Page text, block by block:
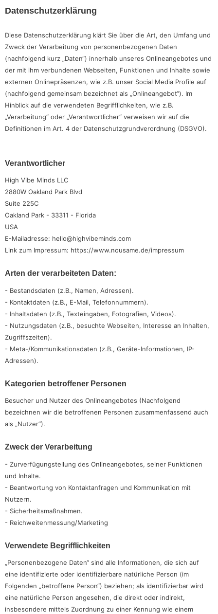
Datenschutzerklärung
Diese Datenschutzerklärung klärt Sie über die Art, den Umfang und
Zweck der Verarbeitung von personenbezogenen Daten
(nachfolgend kurz „Daten“) innerhalb unseres Onlineangebotes und
der mit ihm verbundenen Webseiten, Funktionen und Inhalte sowie
externen Onlinepräsenzen, wie z.B. unser Social Media Profile auf
(nachfolgend gemeinsam bezeichnet als „Onlineangebot“). Im
Hinblick auf die verwendeten Begrifflichkeiten, wie z.B.
„Verarbeitung“ oder „Verantwortlicher“ verweisen wir auf die
Definitionen im Art. 4 der Datenschutzgrundverordnung (DSGVO).
Verantwortlicher
High Vibe Minds LLC
2880W Oakland Park Blvd
Suite 225C
Oakland Park - 33311 - Florida
USA
E-Mailadresse: hello@highvibeminds.com
Link zum Impressum: https://www.nousame.de/impressum
Arten der verarbeiteten Daten:
- Bestandsdaten (z.B., Namen, Adressen).
- Kontaktdaten (z.B., E-Mail, Telefonnummern).
- Inhaltsdaten (z.B., Texteingaben, Fotografien, Videos).
- Nutzungsdaten (z.B., besuchte Webseiten, Interesse an Inhalten,
Zugriffszeiten).
- Meta-/Kommunikationsdaten (z.B., Geräte-Informationen, IP-
Adressen).
Kategorien betroffener Personen
Besucher und Nutzer des Onlineangebotes (Nachfolgend
bezeichnen wir die betroffenen Personen zusammenfassend auch
als „Nutzer“).
Zweck der Verarbeitung
- Zurverfügungstellung des Onlineangebotes, seiner Funktionen
und Inhalte.
- Beantwortung von Kontaktanfragen und Kommunikation mit
Nutzern.
- Sicherheitsmaßnahmen.
- Reichweitenmessung/Marketing
Verwendete Begrifflichkeiten
„Personenbezogene Daten“ sind alle Informationen, die sich auf
eine identifizierte oder identifizierbare natürliche Person (im
Folgenden „betroffene Person“) beziehen; als identifizierbar wird
eine natürliche Person angesehen, die direkt oder indirekt,
insbesondere mittels Zuordnung zu einer Kennung wie einem